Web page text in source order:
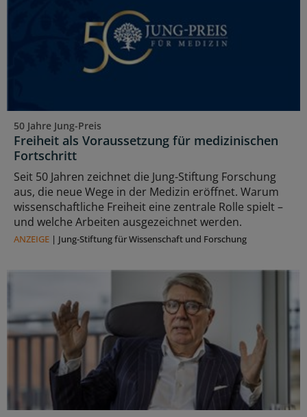
50 Jahre Jung-Preis
Freiheit als Voraussetzung für medizinischen
Fortschritt
Seit 50 Jahren zeichnet die Jung-Stiftung Forschung
aus, die neue Wege in der Medizin eröffnet. Warum
wissenschaftliche Freiheit eine zentrale Rolle spielt –
und welche Arbeiten ausgezeichnet werden.
ANZEIGE | Jung-Stiftung für Wissenschaft und Forschung